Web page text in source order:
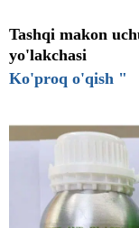
Tashqi makon
yo'lakchasi
Ko'proq o'qish "